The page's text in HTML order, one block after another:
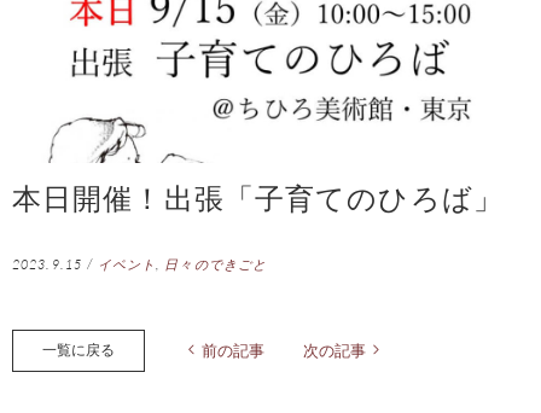
本日開催！出張「子育てのひろば」
2023.9.15 / イベント 日々のできごと
一覧に戻る 前の記事 次の記事